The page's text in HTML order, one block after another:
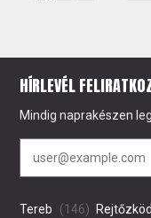
HÍRLEVÉL
Mindig naprakészen
Tereb (146)